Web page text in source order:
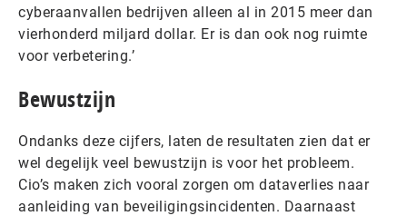
cyberaanvallen bedrijven alleen al in 2015 meer dan
vierhonderd miljard dollar. Er is dan ook nog ruimte
voor verbetering.’
Bewustzijn
Ondanks deze cijfers, laten de resultaten zien dat er
wel degelijk veel bewustzijn is voor het probleem.
Cio’s maken zich vooral zorgen om dataverlies naar
aanleiding van beveiligingsincidenten. Daarnaast